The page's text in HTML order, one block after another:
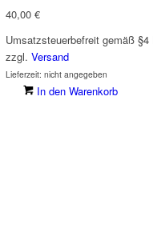
40,00 €
Umsatzsteuerbefreit gemäß
zzgl. Versand
Lieferzeit: nicht angegeben
In den Warenkorb